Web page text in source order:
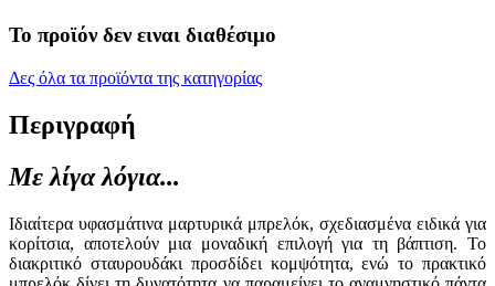
Το προϊόν δεν ειναι διαθέσιμο
Δες όλα τα προϊόντα της κατηγορίας
Περιγραφή
Με λίγα λόγια...
Ιδιαίτερα υφασμάτινα μαρτυρικά μπρελόκ, σχεδιασμένα ειδικά για
κορίτσια, αποτελούν μια μοναδική επιλογή για τη βάπτιση. Το
διακριτικό σταυρουδάκι προσδίδει κομψότητα, ενώ το πρακτικό